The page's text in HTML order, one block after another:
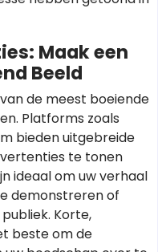
Maak een
Beeld
de meest boeiende
Platforms zoals
bieden uitgebreide
te tonen
ideaal om uw verhaal
demonstreren of
Korte,
beste om de